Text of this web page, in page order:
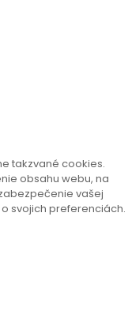
takzvané cookies.
obsahu webu, na
vašej
svojich preferenciách.